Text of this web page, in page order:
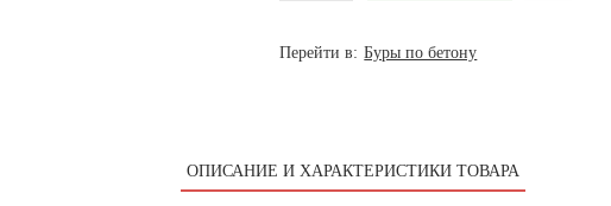
Перейти в: Буры по бетону
ОПИСАНИЕ И ХАРАКТЕРИСТИКИ ТОВАРА